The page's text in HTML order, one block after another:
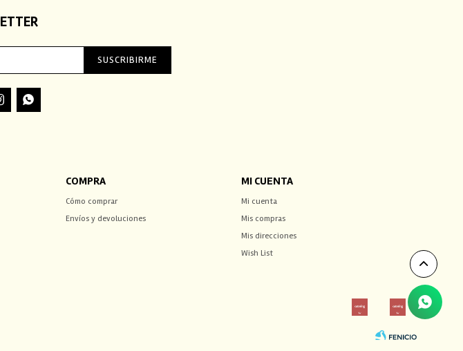
COMPRA
Cómo comprar
Envíos y devoluciones
MI CUENTA
Mi cuenta
Mis compras
Mis direcciones
Wish List
SUSCRIBIRME
